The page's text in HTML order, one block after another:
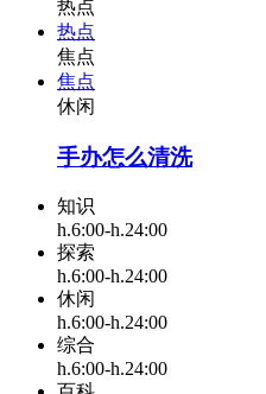
热点
热点
焦点
焦点
休闲
手办怎么清洗
知识
h.6:00-h.24:00
探索
h.6:00-h.24:00
休闲
h.6:00-h.24:00
综合
h.6:00-h.24:00